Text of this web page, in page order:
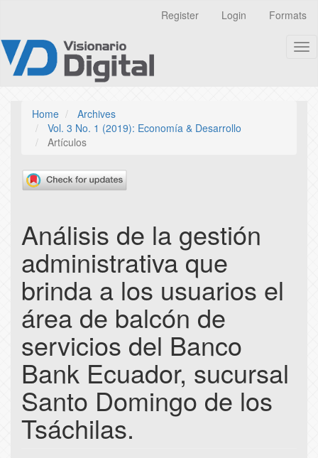
page
content
Main
Content
Sidebar
Register Login Formats
Home
Archives
Vol. 3 No. 1 (2019): Economía & Desarrollo
Artículos
Análisis de la gestión
administrativa que
brinda a los usuarios el
área de balcón de
servicios del Banco
Bank Ecuador, sucursal
Santo Domingo de los
Tsáchilas.